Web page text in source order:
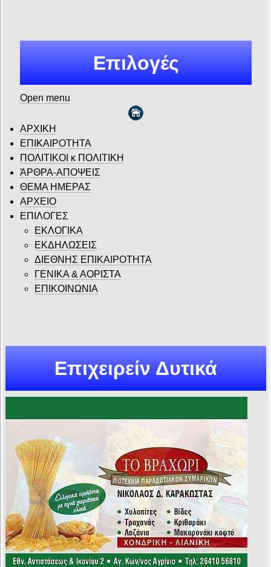
Επιλογές
Open menu
ΑΡΧΙΚΗ
ΕΠΙΚΑΙΡΟΤΗΤΑ
ΠΟΛΙΤΙΚΟΙ κ ΠΟΛΙΤΙΚΗ
ΆΡΘΡΑ-ΑΠΟΨΕΙΣ
ΘΕΜΑ ΗΜΕΡΑΣ
ΑΡΧΕΙΟ
ΕΠΙΛΟΓΕΣ
ΕΚΛΟΓΙΚΑ
ΕΚΔΗΛΩΣΕΙΣ
ΔΙΕΘΝΗΣ ΕΠΙΚΑΙΡΟΤΗΤΑ
ΓΕΝΙΚΑ & ΑΟΡΙΣΤΑ
ΕΠΙΚΟΙΝΩΝΙΑ
Επιχειρείν Δυτικά